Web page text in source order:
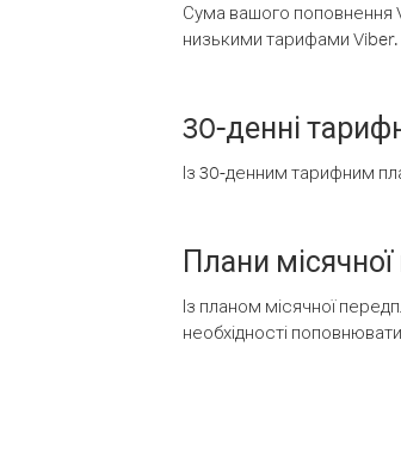
Сума вашого поповнення
низькими тарифами Viber.
30-денні
Із 30-денним тарифним
Плани
Із планом місячної
необхідності